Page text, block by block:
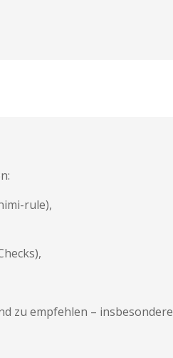
rule),
zu empfehlen – insbesondere